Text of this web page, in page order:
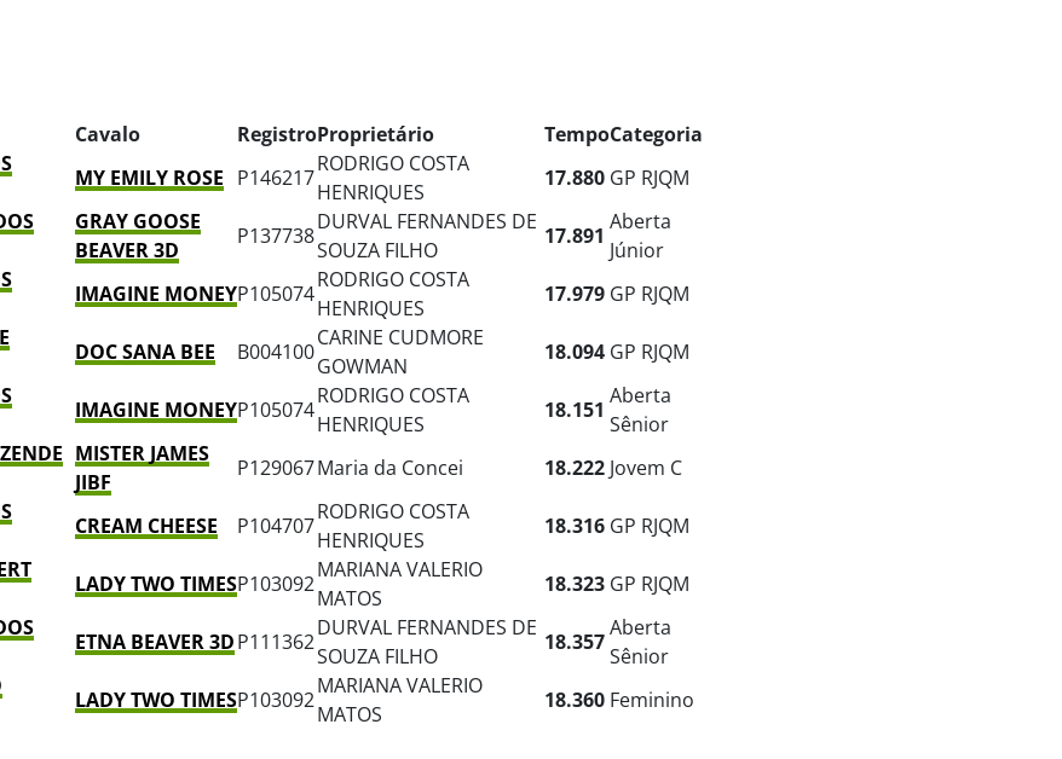
Cavalo RegistroProprietário TempoCategoria
MY EMILY ROSE P146217
RODRIGO COSTA
HENRIQUES
17.880 GP RJQM
GRAY GOOSE
BEAVER 3D
P137738
DURVAL FERNANDES DE
SOUZA FILHO
17.891
Aberta
Júnior
IMAGINE MONEYP105074
RODRIGO COSTA
HENRIQUES
17.979 GP RJQM
DOC SANA BEE B004100
CARINE CUDMORE
GOWMAN
18.094 GP RJQM
IMAGINE MONEYP105074
RODRIGO COSTA
HENRIQUES
18.151
Aberta
Sênior
MISTER JAMES
JIBF
P129067Maria da Concei 18.222 Jovem C
CREAM CHEESE P104707
RODRIGO COSTA
HENRIQUES
18.316 GP RJQM
LADY TWO TIMESP103092
MARIANA VALERIO
MATOS
18.323 GP RJQM
ETNA BEAVER 3DP111362
DURVAL FERNANDES DE
SOUZA FILHO
18.357
Aberta
Sênior
LADY TWO TIMESP103092
MARIANA VALERIO
MATOS
18.360 Feminino